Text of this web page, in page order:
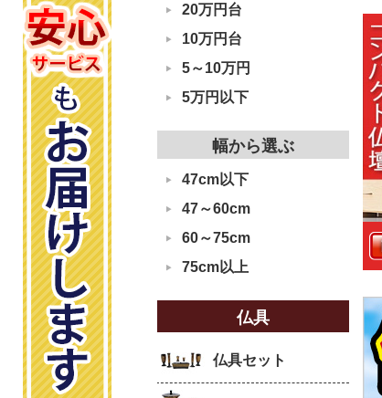
ン
¥230,000
特別
価格
¥20,800
特別
20万円台
10万円台
5～10万円
5万円以下
幅から選ぶ
47cm以下
47～60cm
60～75cm
75cm以上
仏具
仏具セット